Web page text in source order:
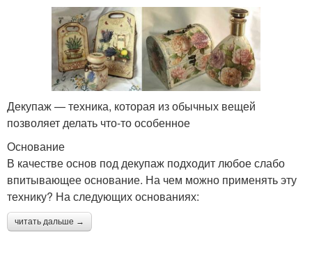
Декупаж — техника, которая из обычных вещей
позволяет делать что-то особенное
Основание
В качестве основ под декупаж подходит любое слабо
впитывающее основание. На чем можно применять эту
технику? На следующих основаниях:
читать дальше →